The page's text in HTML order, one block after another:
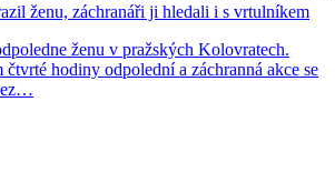
ženu, záchranáři ji hledali i s vrtulníkem
ženu v pražských Kolovratech.
čtvrté hodiny odpolední a záchranná akce se